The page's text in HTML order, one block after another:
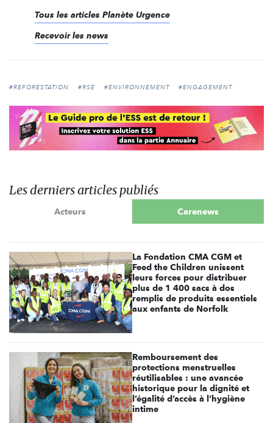
Tous les articles Planète Urgence
Recevoir les news
#REFORESTATION #RSE #ENVIRONNEMENT #ENGAGEMENT
Les derniers articles publiés
Acteurs Carenews
La Fondation CMA CGM et
Feed the Children unissent
leurs forces pour distribuer
plus de 1 400 sacs à dos
remplis de produits essentiels
aux enfants de Norfolk
Remboursement des
protections menstruelles
réutilisables : une avancée
historique pour la dignité et
l’égalité d’accès à l’hygiène
intime